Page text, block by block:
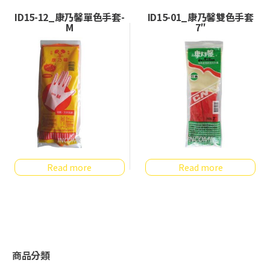
ID15-12_康乃馨單色手套-
M
Read more
ID15-01_康乃馨雙色手套
7″
Read more
商品分類